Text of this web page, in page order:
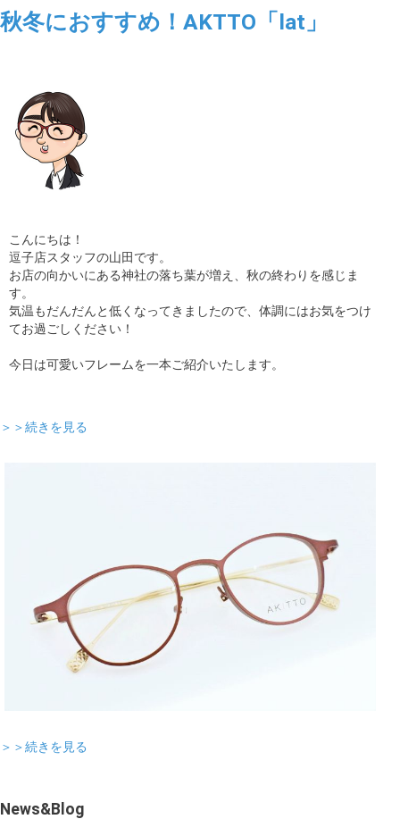
秋冬におすすめ！AKTTO「lat」
こんにちは！
逗子店スタッフの山田です。
お店の向かいにある神社の落ち葉が増え、秋の終わりを感じま
す。
気温もだんだんと低くなってきましたので、体調にはお気をつけ
てお過ごしください！
今日は可愛いフレームを一本ご紹介いたします。
＞＞続きを見る
＞＞続きを見る
News&Blog